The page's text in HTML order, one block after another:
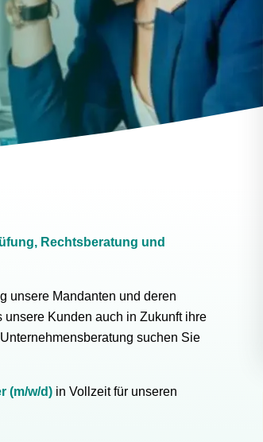
Rechtsberatung und
unsere Mandanten und deren
Kunden auch in Zukunft ihre
suchen Sie
(m/w/d) in Vollzeit für unseren